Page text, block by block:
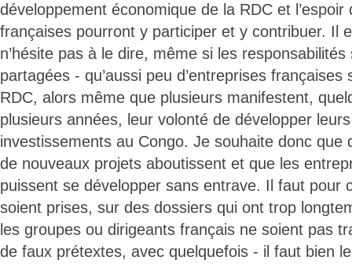
développement économique de la RDC et
françaises pourront y participer et y contribuer. Il
n’hésite pas à le dire, même si les
partagées - qu’aussi peu d’entreprises
RDC, alors même que plusieurs manifestent,
plusieurs années, leur volonté de développer
investissements au Congo. Je souhaite donc que
de nouveaux projets aboutissent et que les
puissent se développer sans entrave. Il faut pour
soient prises, sur des dossiers qui ont trop
les groupes ou dirigeants français ne soient pas
de faux prétextes, avec quelquefois - il faut bien